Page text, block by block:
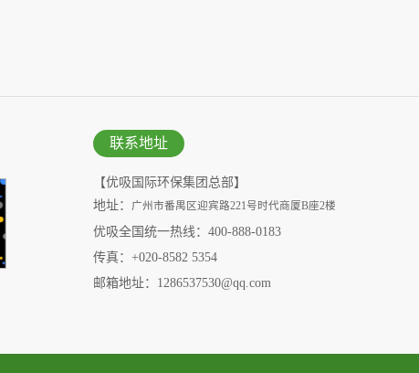
联系地址
【优吸国际环保集团总部】
地址：
广州市番禺区迎宾路221号时代商厦B座2楼
优吸全国统一热线：400-888-0183
传真：+020-8582 5354
邮箱地址：1286537530@qq.com